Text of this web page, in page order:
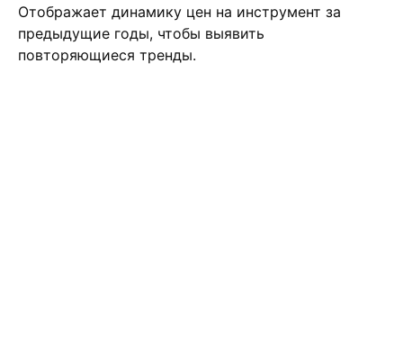
Отображает динамику цен на инструмент за
предыдущие годы, чтобы выявить
повторяющиеся тренды.